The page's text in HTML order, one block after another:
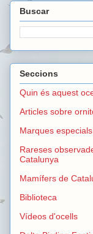
Buscar
Seccions
Quin és aquest
Articles sobre
Marques
Rareses
Catalunya
Mamífers de
Biblioteca
Vídeos d'ocells